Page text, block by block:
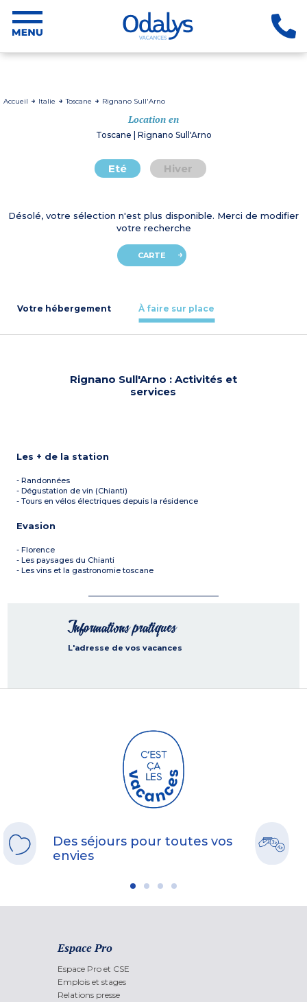
Accueil Italie Toscane Rignano Sull'Arno
Location en
Toscane | Rignano Sull'Arno
Eté Hiver
Désolé, votre sélection n'est plus disponible. Merci de modifier
votre recherche
CARTE
Votre hébergement À faire sur place
Rignano Sull'Arno : Activités et
services
Les + de la station
- Randonnées
- Dégustation de vin (Chianti)
- Tours en vélos électriques depuis la résidence
Evasion
- Florence
- Les paysages du Chianti
- Les vins et la gastronomie toscane
Informations pratiques
L'adresse de vos vacances
Des séjours pour toutes vos
envies
Espace Pro
Espace Pro et CSE
Emplois et stages
Relations presse